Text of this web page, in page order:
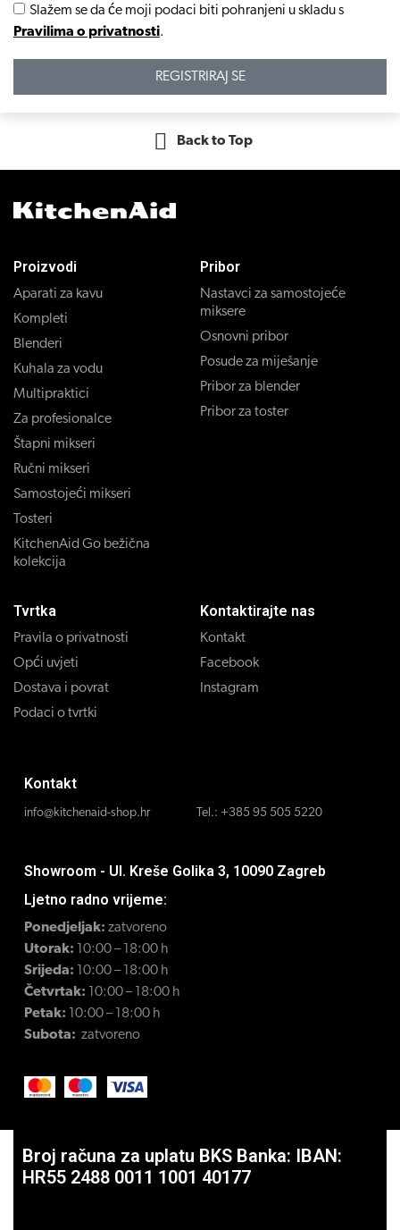
Slažem se da će moji podaci biti pohranjeni u skladu s
Pravilima o privatnosti.
REGISTRIRAJ SE
Back to Top
Proizvodi
Aparati za kavu
Kompleti
Blenderi
Kuhala za vodu
Multipraktici
Za profesionalce
Štapni mikseri
Ručni mikseri
Samostojeći mikseri
Tosteri
KitchenAid Go bežična
kolekcija
Pribor
Nastavci za samostojeće
miksere
Osnovni pribor
Posude za miješanje
Pribor za blender
Pribor za toster
Tvrtka
Pravila o privatnosti
Opći uvjeti
Dostava i povrat
Podaci o tvrtki
Kontaktirajte nas
Kontakt
Facebook
Instagram
Kontakt
info@kitchenaid-shop.hr Tel.: +385 95 505 5220
Showroom - Ul. Kreše Golika 3, 10090 Zagreb
Ljetno radno vrijeme:
Ponedjeljak: zatvoreno
Utorak: 10:00 – 18:00 h
Srijeda: 10:00 – 18:00 h
Četvrtak: 10:00 – 18:00 h
Petak: 10:00 – 18:00 h
Subota: zatvoreno
Broj računa za uplatu BKS Banka: IBAN:
HR55 2488 0011 1001 40177